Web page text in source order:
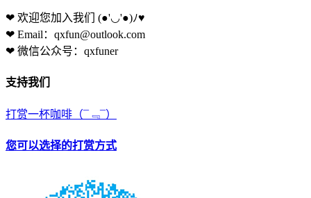
❤ 欢迎您加入我们 (●'◡'●)ﾉ♥
❤ Email：qxfun@outlook.com
❤ 微信公众号：qxfuner
支持我们
打赏一杯咖啡 （¯﹃¯）
您可以选择的打赏方式